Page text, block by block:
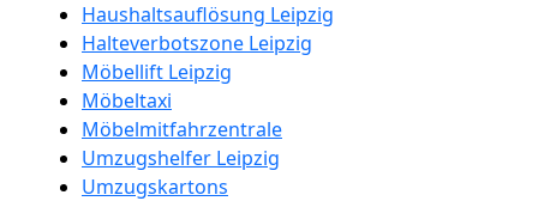
Haushaltsauflösung Leipzig
Halteverbotszone Leipzig
Möbellift Leipzig
Möbeltaxi
Möbelmitfahrzentrale
Umzugshelfer Leipzig
Umzugskartons